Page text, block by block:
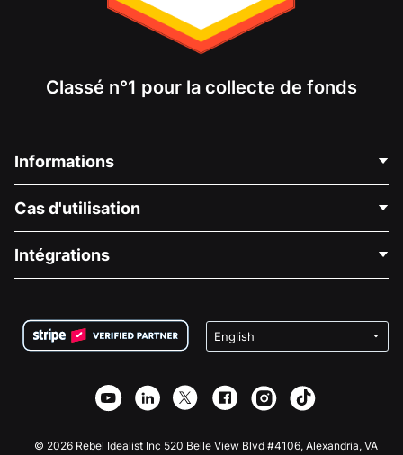
Classé n°1 pour la collecte de fonds
Informations
À propos de nous
Carrières
Confidentialité
Partenariat d'affiliation
Bibliothèque
Cas d'utilisation
Collecte de fonds médicale
Collecte de fonds caritative
Intégrations
Plugin de don Wix
Application de don Webflow
Don Joomla
© 2026 Rebel Idealist Inc 520 Belle View Blvd #4106, Alexandria, VA